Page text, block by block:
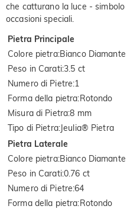
che catturano la luce -
occasioni speciali.
Pietra Principale
Colore pietra:Bianco Diamante
Peso in Carati:3.5 ct
Numero di Pietre:1
Forma della pietra:Rotondo
Misura di Pietra:8 mm
Tipo di Pietra:Jeulia® Pietra
Pietra Laterale
Colore pietra:Bianco Diamante
Peso in Carati:0.76 ct
Numero di Pietre:64
Forma della pietra:Rotondo